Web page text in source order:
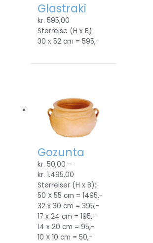
Glastraki
kr. 595,00
Størrelse (H x B):
30 x 52 cm = 595,-
Gozunta
kr. 50,00 –
kr. 1.495,00
Størrelser (H x B):
50 X 55 cm = 1495,-
32 x 30 cm = 395,-
17 x 24 cm = 195,-
14 x 20 cm = 95,-
10 X 10 cm = 50,-